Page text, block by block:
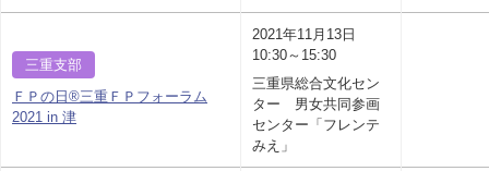
三重支部
ＦＰの日®三重ＦＰフォーラム
2021 in 津
2021年11月13日
10:30～15:30
三重県総合文化セン
ター 男女共同参画
センター「フレンテ
みえ」